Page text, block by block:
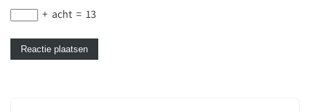
+ acht = 13